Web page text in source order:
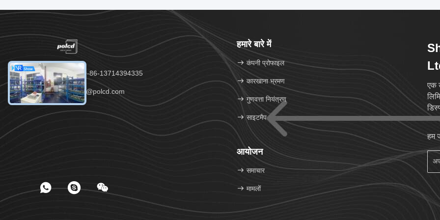
टेलीफोन：00-86-13714394335
ईमेल：anna@polcd.com
हमारे बारे में
कंपनी प्रोफाइल
कारखाना भ्रमण
गुणवत्ता नियंत्रण
साइटमैप
आयोजन
समाचार
मामलों
एक
हम